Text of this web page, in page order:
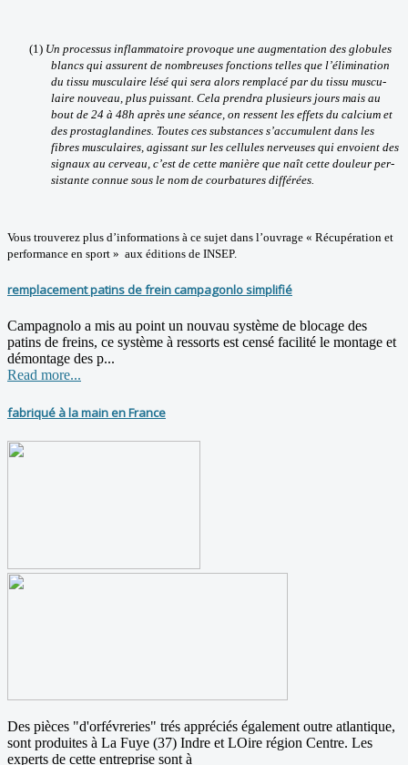
(1) Un pro­ces­sus inflam­ma­toire pro­voque une augmentation des glo­bules
blancs qui assurent de nom­breuses fonc­tions telles que l’élimination
du tissu mus­cu­laire lésé qui sera alors rem­placé par du tissu mus­cu­
laire nou­veau, plus puis­sant. Cela pren­dra plu­sieurs jours mais au
bout de 24 à 48h après une séance, on ressent les effets du cal­cium et
des pros­ta­glan­dines. Toutes ces sub­stances s’accumulent dans les
fibres mus­cu­laires, agis­sant sur les cel­lules ner­veuses qui envoient des
signaux au cer­veau, c’est de cette manière que naît cette dou­leur per­
sis­tante connue sous le nom de cour­ba­tures différées.
Vous trouverez plus d’informations à ce sujet dans l’ouvrage « Récupération et
performance en sport » aux éditions de INSEP.
remplacement patins de frein campagonlo simplifié
Campagnolo a mis au point un nouvau système de blocage des
patins de freins, ce système à ressorts est censé facilité le montage et
démontage des p...
Read more...
fabriqué à la main en France
Des pièces "d'orfévreries" trés appréciés également outre atlantique,
sont produites à La Fuye (37) Indre et LOire région Centre. Les
experts de cette entreprise sont à